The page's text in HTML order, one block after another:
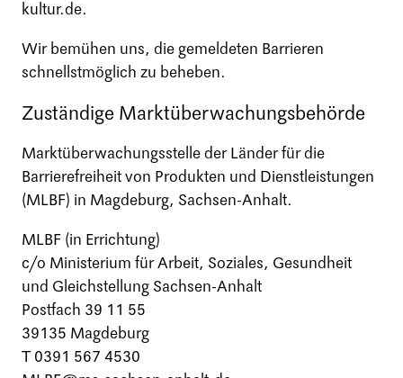
kultur.de.
Wir bemühen uns, die gemeldeten Barrieren
schnellstmöglich zu beheben.
Zuständige Marktüberwachungsbehörde
Marktüberwachungsstelle der Länder für die
Barrierefreiheit von Produkten und Dienstleistungen
(MLBF) in Magdeburg, Sachsen-Anhalt.
MLBF (in Errichtung)
c/o Ministerium für Arbeit, Soziales, Gesundheit
und Gleichstellung Sachsen-Anhalt
Postfach 39 11 55
39135 Magdeburg
T 0391 567 4530